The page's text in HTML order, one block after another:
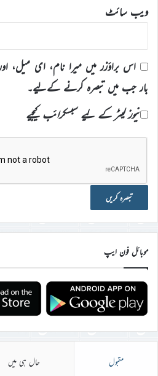
ویب‌ سائٹ
اس براؤزر میں میرا نام، ای میل،
بار جب میں تبصرہ کرنے کےلیے۔
نیوز لیٹر کے لیے سبسکرائب کیجیے
موبائل فون ایپ
مقبول حال ہی میں